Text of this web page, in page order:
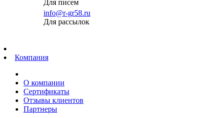
Для писем
info@r-gr58.ru
Для рассылок
Компания
О компании
Сертификаты
Отзывы клиентов
Партнеры